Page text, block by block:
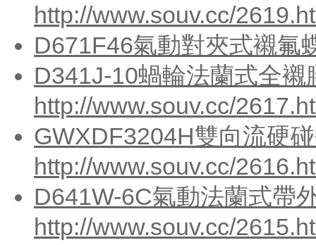
http://www.souv.cc/
D671F46氣動對夾式襯氟
D341J-10蝸輪法蘭式全襯
http://www.souv.cc/
GWXDF3204H雙向流硬
http://www.souv.cc/
D641W-6C氣動法蘭式帶
http://www.souv.cc/